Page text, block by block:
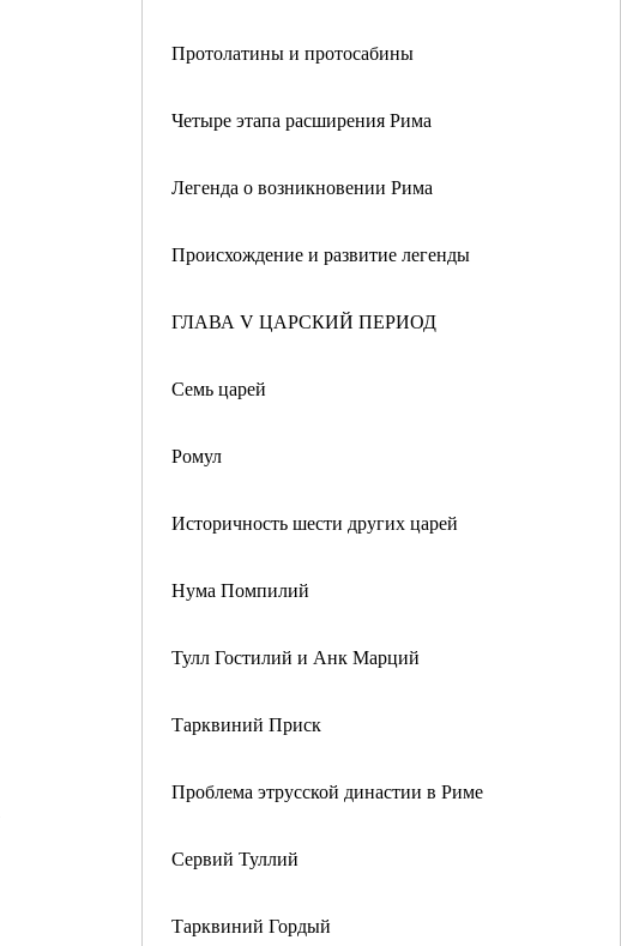
Протолатины и протосабины
Четыре этапа расширения Рима
Легенда о возникновении Рима
Происхождение и развитие легенды
ГЛАВА V ЦАРСКИЙ ПЕРИОД
Семь царей
Ромул
Историчность шести других царей
Нума Помпилий
Тулл Гостилий и Анк Марций
Тарквиний Приск
Проблема этрусской династии в Риме
Сервий Туллий
Тарквиний Гордый